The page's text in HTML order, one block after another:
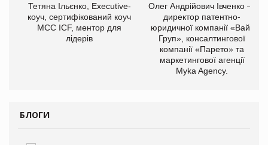
Тетяна Ільєнко, Executive-
коуч, сертифікований коуч
МСС ICF, ментор для
лідерів
Олег Андрійович Івченко —
директор патентно-
юридичної компанії «Вайз
Груп», консалтингової
компанії «Парето» та
маркетингової агенції
Myka Agency.
БЛОГИ